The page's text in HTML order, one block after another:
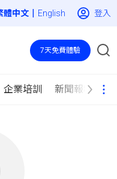
| English 登入
企業培訓 新聞報導
7天免費體驗